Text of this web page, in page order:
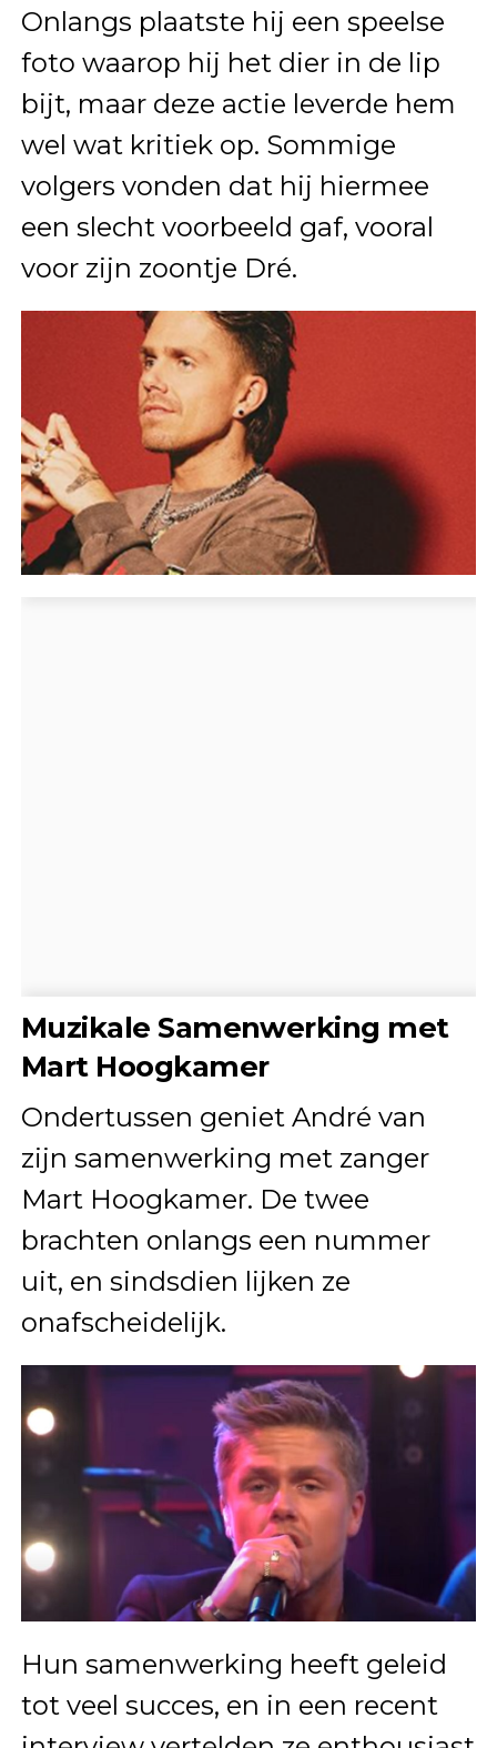
Onlangs plaatste hij een speelse
foto waarop hij het dier in de lip
bijt, maar deze actie leverde hem
wel wat kritiek op. Sommige
volgers vonden dat hij hiermee
een slecht voorbeeld gaf, vooral
voor zijn zoontje Dré.
Muzikale Samenwerking met
Mart Hoogkamer
Ondertussen geniet André van
zijn samenwerking met zanger
Mart Hoogkamer. De twee
brachten onlangs een nummer
uit, en sindsdien lijken ze
onafscheidelijk.
Hun samenwerking heeft geleid
tot veel succes, en in een recent